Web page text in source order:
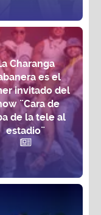
Charanga
es el
invitado del
¨Cara de
de la tele al
estadio¨